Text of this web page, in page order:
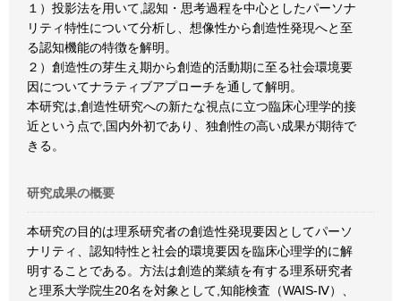
１）投影法を用いて,認知・思考過程を中心としたパーソナ
リティ特性について分析し、想像性から創造性発現へと至
る認知機能の特徴を解明。
２）創造性の芽生え期から創造的活動期に至る社会環境要
因についてナラティブアプローチを通して解明。
本研究は,創造性研究への新たな視点に立つ臨床心理学的接
近という点で,国内外初であり、独創性の高い成果が期待で
きる。
研究成果の概要
本研究の目的は理系研究者の創造性発現要因としてパーソ
ナリティ、認知特性と社会的環境要因を臨床心理学的に解
明することである。方法は創造的業績を有する理系研究者
と理系大学院生20名を対象として,知能検査（WAIS-Ⅳ）、